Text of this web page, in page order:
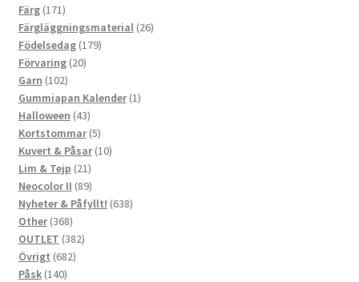
Färg 171171
produkter
Färgläggningsmaterial 2626
Födelsedag 179179
Förvaring 2020
Garn 102102
produkter
Gummiapan Kalender 11
Halloween 4343
produkter
Kortstommar 55
produkter
Kuvert & Påsar 1010
Lim & Tejp 2121
produkter
Neocolor II 8989
produkter
Nyheter & Påfyllt! 638638
Other 368368
produkter
OUTLET 382382
Övrigt 682682
Påsk 140140